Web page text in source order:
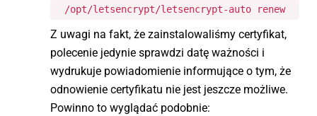
/opt/letsencrypt/letsencrypt-auto renew
Z uwagi na fakt, że zainstalowaliśmy certyfikat,
polecenie jedynie sprawdzi datę ważności i
wydrukuje powiadomienie informujące o tym, że
odnowienie certyfikatu nie jest jeszcze możliwe.
Powinno to wyglądać podobnie: